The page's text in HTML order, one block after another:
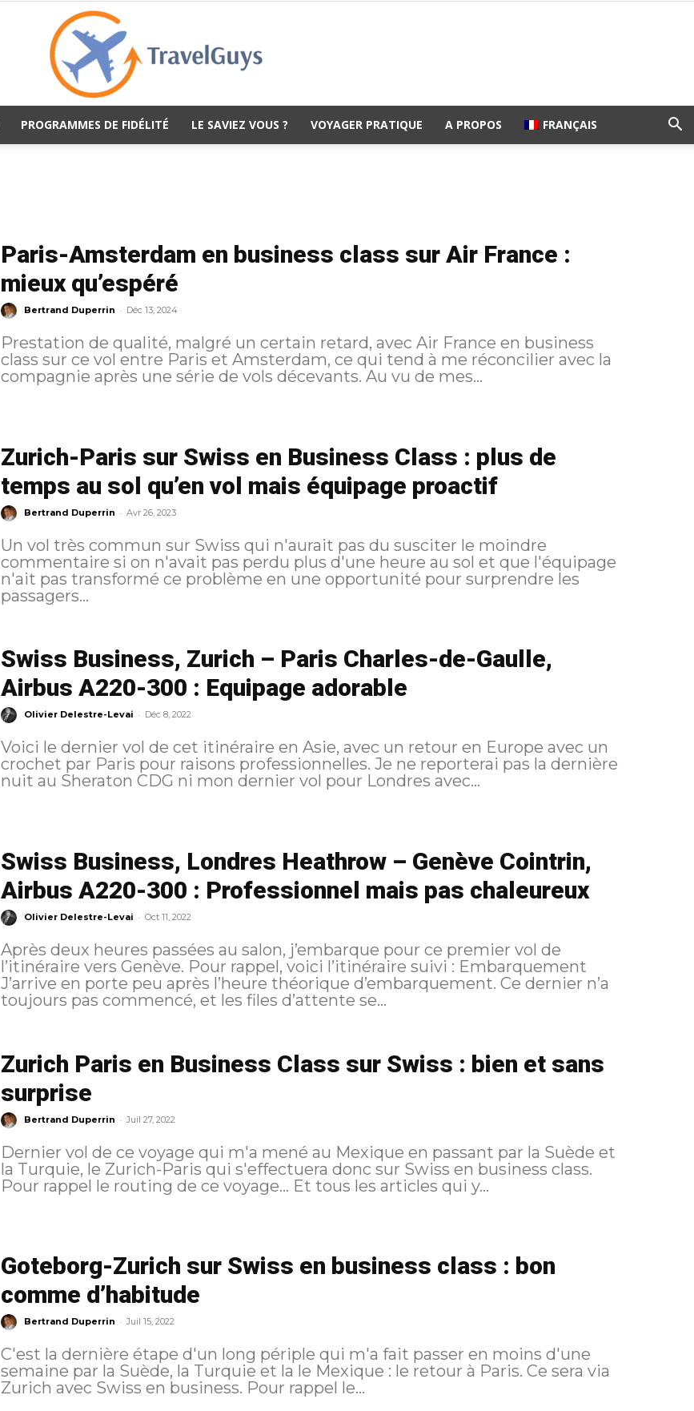
PROGRAMMES DE FIDÉLITÉ LE SAVIEZ VOUS ? VOYAGER PRATIQUE A PROPOS FRANÇAIS
Paris-Amsterdam en business class sur Air France :
mieux qu’espéré
Bertrand Duperrin - Déc 13, 2024
Prestation de qualité, malgré un certain retard, avec Air France en business
class sur ce vol entre Paris et Amsterdam, ce qui tend à me réconcilier avec la
compagnie après une série de vols décevants. Au vu de mes...
Zurich-Paris sur Swiss en Business Class : plus de
temps au sol qu’en vol mais équipage proactif
Bertrand Duperrin - Avr 26, 2023
Un vol très commun sur Swiss qui n'aurait pas du susciter le moindre
commentaire si on n'avait pas perdu plus d'une heure au sol et que l'équipage
n'ait pas transformé ce problème en une opportunité pour surprendre les
passagers...
Swiss Business, Zurich – Paris Charles-de-Gaulle,
Airbus A220-300 : Equipage adorable
Olivier Delestre-Levai - Déc 8, 2022
Voici le dernier vol de cet itinéraire en Asie, avec un retour en Europe avec un
crochet par Paris pour raisons professionnelles. Je ne reporterai pas la dernière
nuit au Sheraton CDG ni mon dernier vol pour Londres avec...
Swiss Business, Londres Heathrow – Genève Cointrin,
Airbus A220-300 : Professionnel mais pas chaleureux
Olivier Delestre-Levai - Oct 11, 2022
Après deux heures passées au salon, j’embarque pour ce premier vol de
l’itinéraire vers Genève. Pour rappel, voici l’itinéraire suivi : Embarquement
J’arrive en porte peu après l’heure théorique d’embarquement. Ce dernier n’a
toujours pas commencé, et les files d’attente se...
Zurich Paris en Business Class sur Swiss : bien et sans
surprise
Bertrand Duperrin - Juil 27, 2022
Dernier vol de ce voyage qui m'a mené au Mexique en passant par la Suède et
la Turquie, le Zurich-Paris qui s'effectuera donc sur Swiss en business class.
Pour rappel le routing de ce voyage... Et tous les articles qui y...
Goteborg-Zurich sur Swiss en business class : bon
comme d’habitude
Bertrand Duperrin - Juil 15, 2022
C'est la dernière étape d'un long périple qui m'a fait passer en moins d'une
semaine par la Suède, la Turquie et la le Mexique : le retour à Paris. Ce sera via
Zurich avec Swiss en business. Pour rappel le...